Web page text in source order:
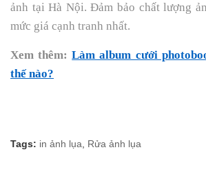
ảnh tại Hà Nội. Đảm bảo chất lượng
mức giá cạnh tranh nhất.
Xem thêm:Làm album cưới
thế nào?
Tags: in ảnh lụa Rửa ảnh lụa